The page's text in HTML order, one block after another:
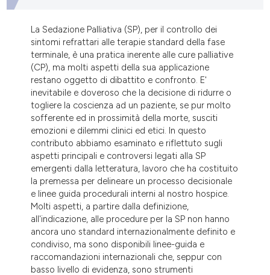
been cited by providing the
describing whether
mentions, or contrasts
cited claim, and a label
in which section the
was made.
La Sedazione Palliativa (SP), per il controllo dei
sintomi refrattari alle terapie standard della fase
terminale, è una pratica inerente alle cure palliative
(CP), ma molti aspetti della sua applicazione
restano oggetto di dibattito e confronto. E'
inevitabile e doveroso che la decisione di ridurre o
togliere la coscienza ad un paziente, se pur molto
sofferente ed in prossimità della morte, susciti
emozioni e dilemmi clinici ed etici. In questo
contributo abbiamo esaminato e riflettuto sugli
aspetti principali e controversi legati alla SP
emergenti dalla letteratura, lavoro che ha costituito
la premessa per delineare un processo decisionale
e linee guida procedurali interni al nostro hospice.
Molti aspetti, a partire dalla definizione,
all'indicazione, alle procedure per la SP non hanno
ancora uno standard internazionalmente definito e
condiviso, ma sono disponibili linee-guida e
raccomandazioni internazionali che, seppur con
basso livello di evidenza, sono strumenti